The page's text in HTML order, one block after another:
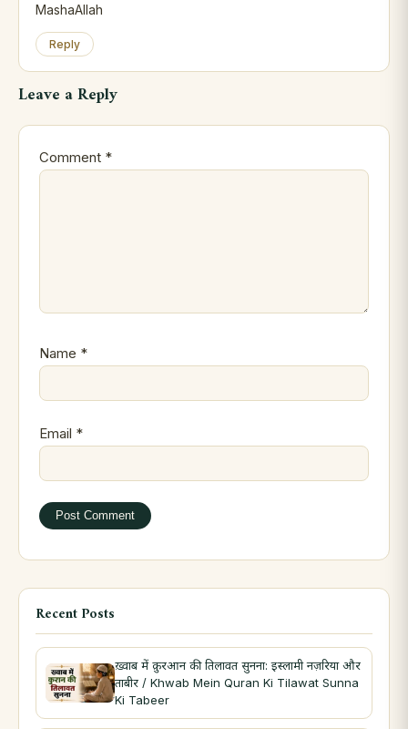
MashaAllah
Reply
Leave a Reply
Comment *
Name *
Email *
Recent Posts
ख़्वाब में क़ुरआन की तिलावत सुनना: इस्लामी नज़रिया और
ताबीर / Khwab Mein Quran Ki Tilawat Sunna
Ki Tabeer